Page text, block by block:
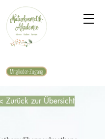
Mitglieder-Zugang
Zurück zur Übersicht